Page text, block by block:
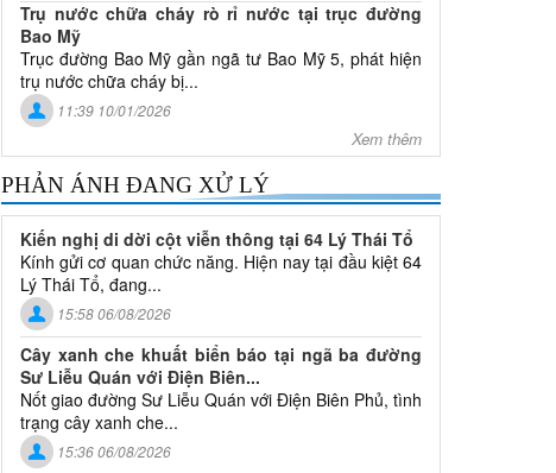
Trụ nước chữa cháy rò rỉ nước tại trục đường
Bao Mỹ
Trục đường Bao Mỹ gần ngã tư Bao Mỹ 5, phát hiện
trụ nước chữa cháy bị...
11:39 10/01/2026
Xem thêm
PHẢN ÁNH ĐANG XỬ LÝ
Kiến nghị di dời cột viễn thông tại 64 Lý Thái Tổ
Kính gửi cơ quan chức năng. Hiện nay tại đầu kiệt 64
Lý Thái Tổ, đang...
15:58 06/08/2026
Cây xanh che khuất biển báo tại ngã ba đường
Sư Liễu Quán với Điện Biên...
Nốt giao đường Sư Liễu Quán với Điện Biên Phủ, tình
trạng cây xanh che...
15:36 06/08/2026